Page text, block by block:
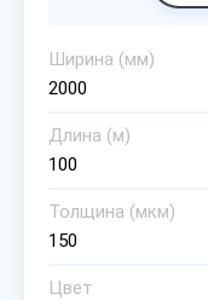
Ширина (мм)
2000
Длина (м)
100
Толщина (мкм)
150
Цвет